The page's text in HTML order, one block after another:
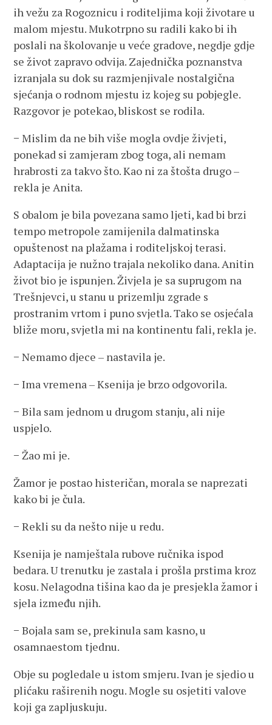
ih vežu za Rogoznicu i roditeljima koji životare u
malom mjestu. Mukotrpno su radili kako bi ih
poslali na školovanje u veće gradove, negdje gdje
se život zapravo odvija. Zajednička poznanstva
izranjala su dok su razmjenjivale nostalgična
sjećanja o rodnom mjestu iz kojeg su pobjegle.
Razgovor je potekao, bliskost se rodila.
− Mislim da ne bih više mogla ovdje živjeti,
ponekad si zamjeram zbog toga, ali nemam
hrabrosti za takvo što. Kao ni za štošta drugo –
rekla je Anita.
S obalom je bila povezana samo ljeti, kad bi brzi
tempo metropole zamijenila dalmatinska
opuštenost na plažama i roditeljskoj terasi.
Adaptacija je nužno trajala nekoliko dana. Anitin
život bio je ispunjen. Živjela je sa suprugom na
Trešnjevci, u stanu u prizemlju zgrade s
prostranim vrtom i puno svjetla. Tako se osjećala
bliže moru, svjetla mi na kontinentu fali, rekla je.
− Nemamo djece – nastavila je.
− Ima vremena – Ksenija je brzo odgovorila.
− Bila sam jednom u drugom stanju, ali nije
uspjelo.
− Žao mi je.
Žamor je postao histeričan, morala se naprezati
kako bi je čula.
− Rekli su da nešto nije u redu.
Ksenija je namještala rubove ručnika ispod
bedara. U trenutku je zastala i prošla prstima kroz
kosu. Nelagodna tišina kao da je presjekla žamor i
sjela između njih.
− Bojala sam se, prekinula sam kasno, u
osamnaestom tjednu.
Obje su pogledale u istom smjeru. Ivan je sjedio u
plićaku raširenih nogu. Mogle su osjetiti valove
koji ga zapljuskuju.